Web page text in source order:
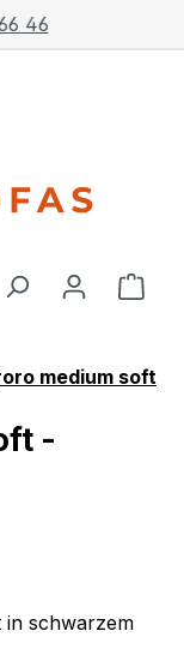
medium soft
-